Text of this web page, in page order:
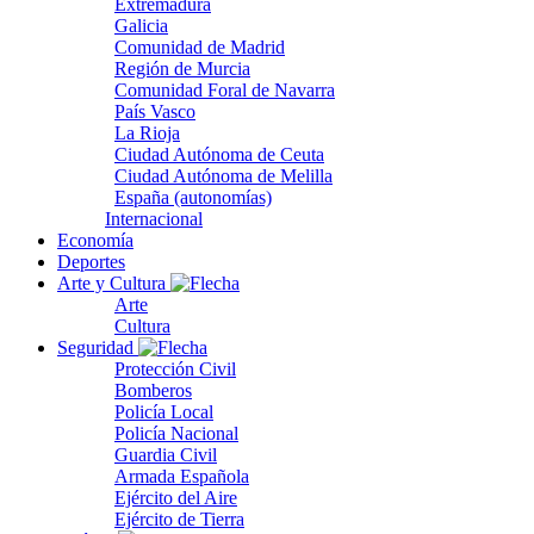
Extremadura
Galicia
Comunidad de Madrid
Región de Murcia
Comunidad Foral de Navarra
País Vasco
La Rioja
Ciudad Autónoma de Ceuta
Ciudad Autónoma de Melilla
España (autonomías)
Internacional
Economía
Deportes
Arte y Cultura
Arte
Cultura
Seguridad
Protección Civil
Bomberos
Policía Local
Policía Nacional
Guardia Civil
Armada Española
Ejército del Aire
Ejército de Tierra